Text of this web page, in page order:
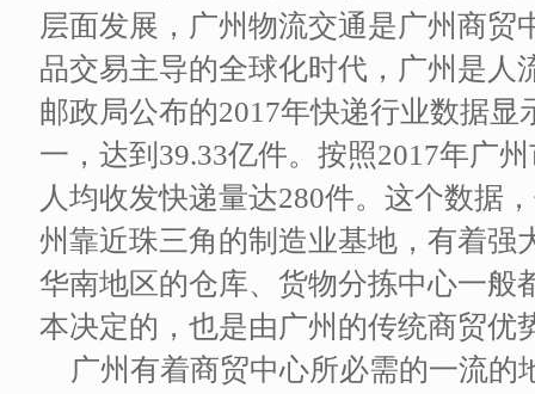
层面发展，广州物流交通是广州商贸
品交易主导的全球化时代，广州是人
邮政局公布的2017年快递行业数据
一，达到39.33亿件。按照2017年广
人均收发快递量达280件。这个数据
州靠近珠三角的制造业基地，有着强
华南地区的仓库、货物分拣中心一般
本决定的，也是由广州的传统商贸优
广州有着商贸中心所必需的一流